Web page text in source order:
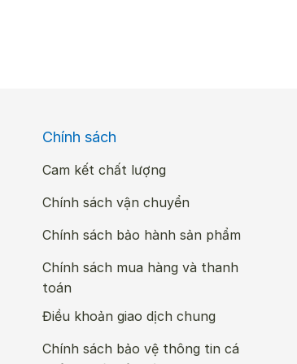
Chính sách
Cam kết chất lượng
Chính sách vận chuyển
Chính sách bảo hành sản phẩm
Chính sách mua hàng và thanh
toán
Điều khoản giao dịch chung
Chính sách bảo vệ thông tin cá